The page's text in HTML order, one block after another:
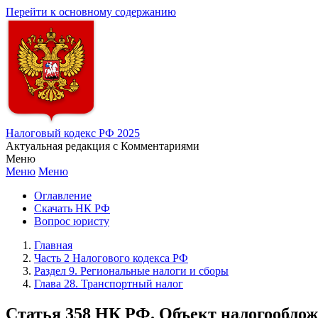
Перейти к основному содержанию
Налоговый кодекс РФ 2025
Актуальная редакция с Комментариями
Меню
Меню Меню
Оглавление
Скачать НК РФ
Вопрос юристу
Главная
Часть 2 Налогового кодекса РФ
Раздел 9. Региональные налоги и сборы
Глава 28. Транспортный налог
Статья 358 НК РФ. Объект